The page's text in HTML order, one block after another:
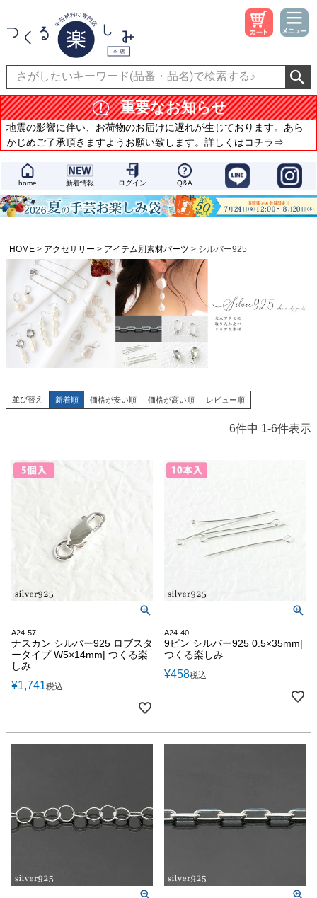
重要なお知らせ
地震の影響に伴い、お荷物のお届けに遅れが生じております。あら
かじめご了承頂きますようお願い致します。詳しくはコチラ⇒
home 新着情報 ログイン Q&A
HOME アクセサリー アイテム別素材パーツ シルバー925
並び替え 新着順 価格が安い順 価格が高い順 レビュー順
6件中 1-6件表示
A24-57
ナスカン シルバー925 ロブスタ
ータイプ W5×14mm| つくる楽
しみ
¥1,741税込
A24-40
9ピン シルバー925 0.5×35mm|
つくる楽しみ
¥458税込